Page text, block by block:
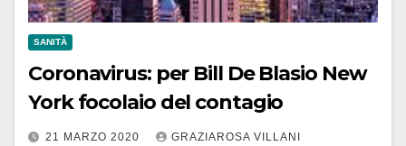
SANITÀ
Coronavirus: per Bill De Blasio New
York focolaio del contagio
21 MARZO 2020 GRAZIAROSA VILLANI